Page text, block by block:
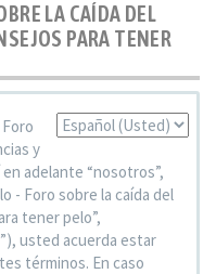
LA CAÍDA DEL
PARA TENER
Idioma:
y
adelante “nosotros”,
- Foro sobre la caída del
tener pelo”,
usted acuerda estar
términos. En caso